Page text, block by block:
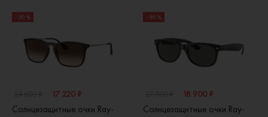
- 30 %
17 220 ₽
Солнцезащитные очки Ray-
- 30 %
18 900 ₽
Солнцезащитные очки Ray-